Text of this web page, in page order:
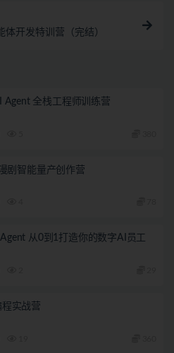
体开发特训营（完结）
Agent 全栈工程师训练营
剧智能量产创作营
从0到1打造你的数字AI员工
实战营